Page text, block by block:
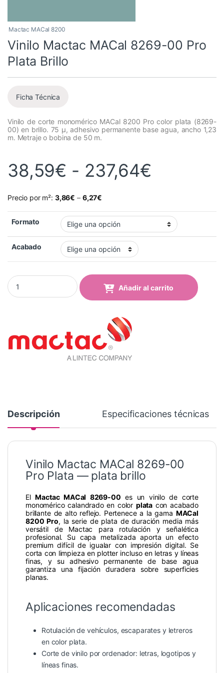
Mactac MACal 8200
Vinilo Mactac MACal 8269-00 Pro
Plata Brillo
Ficha Técnica
Vinilo de corte monomérico MACal 8200 Pro color plata (8269-
00) en brillo. 75 µ, adhesivo permanente base agua, ancho 1,23
m. Metraje o bobina de 50 m.
38,59€ - 237,64€
Precio por m²: 3,86€ – 6,27€
Formato
Acabado
Vinilo Mactac MACal 8269-00 Pro Plata Brillo quantity
Añadir al carrito
Descripción Especificaciones técnicas
Vinilo Mactac MACal 8269-00
Pro Plata — plata brillo
ElMactac MACal 8269-00 es un vinilo de corte
monomérico calandrado en color plata con acabado
brillante de alto reflejo. Pertenece a la gama MACal
8200 Pro, la serie de plata de duración media más
versátil de Mactac para rotulación y señalética
profesional. Su capa metalizada aporta un efecto
premium difícil de igualar con impresión digital. Se
corta con limpieza en plotter incluso en letras y líneas
finas, y su adhesivo permanente de base agua
garantiza una fijación duradera sobre superficies
planas.
Aplicaciones recomendadas
Rotulación de vehículos, escaparates y letreros
en color plata.
Corte de vinilo por ordenador: letras, logotipos y
líneas finas.